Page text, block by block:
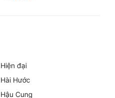
Hiện đại
Hài Hước
Hậu Cung